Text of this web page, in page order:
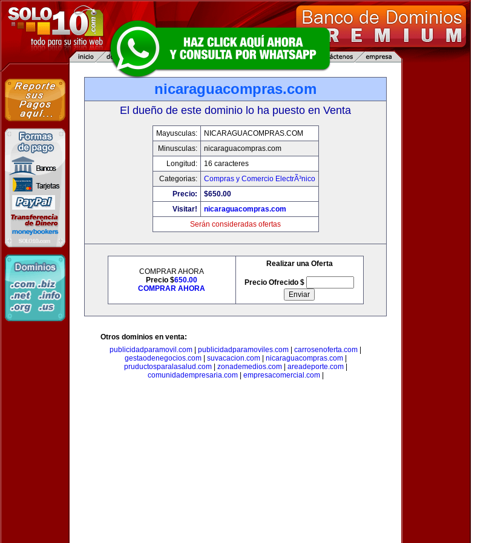
nicaraguacompras.com
El dueño de este dominio lo ha puesto en Venta
Mayusculas:
NICARAGUACOMPRAS.COM
Minusculas:
nicaraguacompras.com
Longitud:
16 caracteres
Categorias:
Compras y Comercio ElectrÃ³nico
Precio:
$650.00
Visitar!
nicaraguacompras.com
Serán consideradas ofertas
COMPRAR AHORA
Precio $650.00
COMPRAR AHORA
Realizar una Oferta
Precio Ofrecido $
Otros dominios en venta:
publicidadparamovil.com
publicidadparamoviles.com carrosenoferta.com
gestaodenegocios.com| suvacacion.com| nicaraguacompras.com|
pruductosparalasalud.com| zonademedios.com| areadeporte.com|
comunidadempresaria.com| empresacomercial.com|